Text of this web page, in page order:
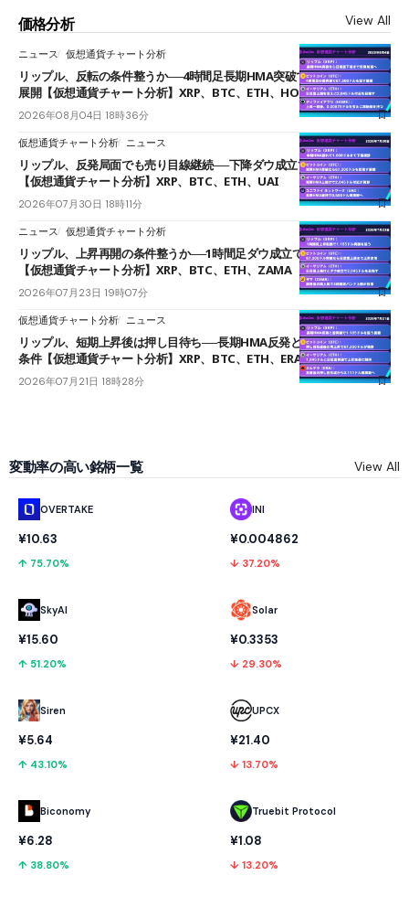
価格分析 View All
ニュース 仮想通貨チャート分析
リップル、反転の条件整うか──4時間足長期HMA突破で雲下端を目指す
展開【仮想通貨チャート分析】XRP、BTC、ETH、HOME
2026年08月04日 18時36分
仮想通貨チャート分析 ニュース
リップル、反発局面でも売り目線継続──下降ダウ成立で下値追う展開
【仮想通貨チャート分析】XRP、BTC、ETH、UAI
2026年07月30日 18時11分
ニュース 仮想通貨チャート分析
リップル、上昇再開の条件整うか──1時間足ダウ成立で1.185ドルを狙う
【仮想通貨チャート分析】XRP、BTC、ETH、ZAMA
2026年07月23日 19時07分
仮想通貨チャート分析 ニュース
リップル、短期上昇後は押し目待ち──長期HMA反発と雲上抜けが買い
条件【仮想通貨チャート分析】XRP、BTC、ETH、ERA
2026年07月21日 18時28分
変動率の高い銘柄一覧 View All
OVERTAKE
¥10.63
↑ 75.70%
SkyAI
¥15.60
↑ 51.20%
Siren
¥5.64
↑ 43.10%
Biconomy
¥6.28
↑ 38.80%
INI
¥0.004862
↓ 37.20%
Solar
¥0.3353
↓ 29.30%
UPCX
¥21.40
↓ 13.70%
Truebit Protocol
¥1.08
↓ 13.20%